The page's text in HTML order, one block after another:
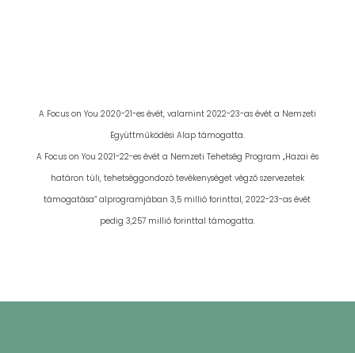
A Focus on You 2020-21-es évét, valamint 2022-23-as évét a Nemzeti
Együttműködési Alap támogatta.
A Focus on You 2021-22-es évét a Nemzeti Tehetség Program „Hazai és
határon túli, tehetséggondozó tevékenységet végző szervezetek
támogatása” alprogramjában 3,5 millió forinttal, 2022-23-as évét
pedig 3,257 millió forinttal támogatta.